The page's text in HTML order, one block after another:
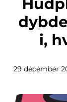
Hudplejeprodukter: En
i,
29 december